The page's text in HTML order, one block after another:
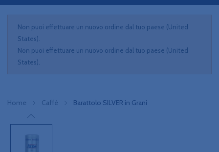
Non puoi effettuare un nuovo ordine dal tuo paese (United
States).
Non puoi effettuare un nuovo ordine dal tuo paese (United
States).
Home Caffè Barattolo SILVER in Grani